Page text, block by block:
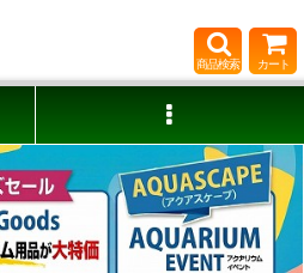
商品検索 カート